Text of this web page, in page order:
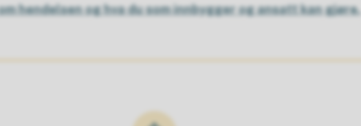
hendelsen og hva du som innbygger og ansatt kan gjøre.